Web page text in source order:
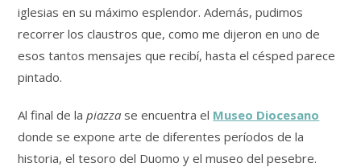
iglesias en su máximo esplendor. Además, pudimos
recorrer los claustros que, como me dijeron en uno de
esos tantos mensajes que recibí, hasta el césped parece
pintado.
Al final de lapiazza se encuentra el Museo Diocesano
donde se expone arte de diferentes períodos de la
historia, el tesoro del Duomo y el museo del pesebre.